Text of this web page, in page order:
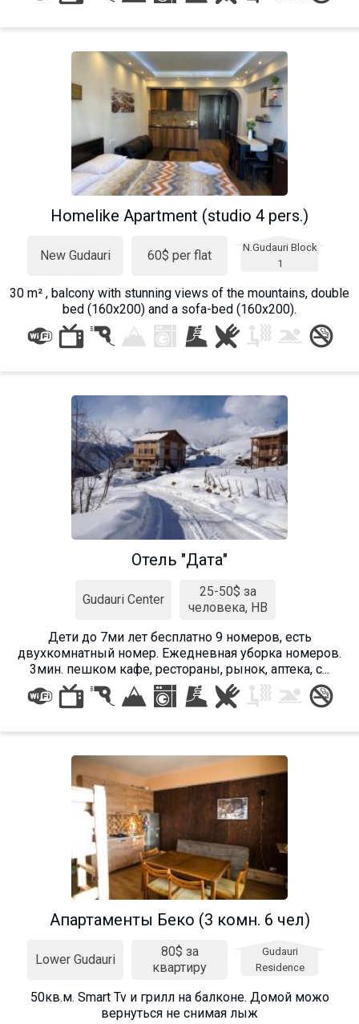
Homelike Apartment (studio 4 pers.)
New Gudauri 60$ per flat
N.Gudauri Block
1
30 m² , balcony with stunning views of the mountains, double
bed (160x200) and a sofa-bed (160x200).
Отель "Дата"
Gudauri Center
25-50$ за
человека, HB
Дети до 7ми лет бесплатно 9 номеров, есть
двухкомнатный номер. Ежедневная уборка номеров.
3мин. пешком кафе, рестораны, рынок, аптека, с...
Апартаменты Беко (3 комн. 6 чел)
Lower Gudauri
80$ за
квартиру
Gudauri
Residence
50кв.м. Smart Tv и грилл на балконе. Домой можо
вернуться не снимая лыж